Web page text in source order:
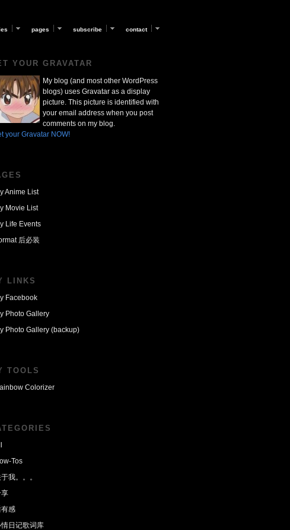
pages subscribe contact
YOUR GRAVATAR
My blog (and most other WordPress
blogs) uses Gravatar as a display
picture. This picture is identified with
your email address when you post
comments on my blog.
your Gravatar NOW!
Anime List
Movie List
Life Events
后必装
LINKS
Facebook
Photo Gallery
Photo Gallery (backup)
TOOLS
Colorizer
Tos
我。。。
有感
日记歌词库